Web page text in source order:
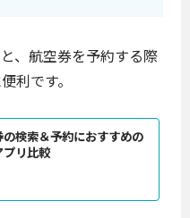
、航空券を予約する際
利です。
検索＆予約におすすめの
リ比較